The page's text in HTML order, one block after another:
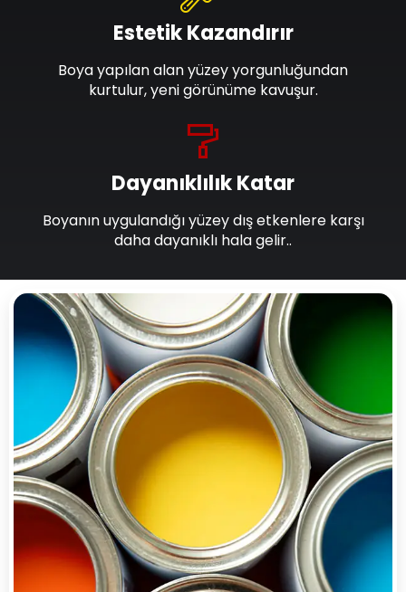
Dayanıklılık Katar
Boyanın uygulandığı yüzey dış etkenlere karşı
daha dayanıklı hala gelir..
Estetik Kazandırır
Boya yapılan alan yüzey yorgunluğundan
kurtulur, yeni görünüme kavuşur.